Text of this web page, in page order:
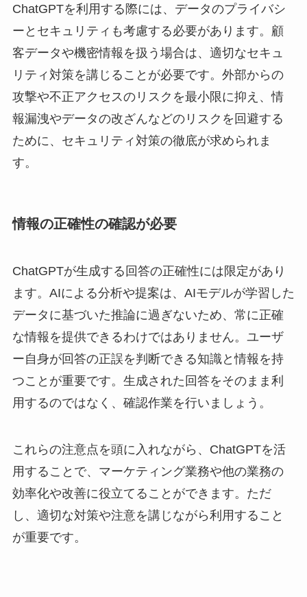
ChatGPTを利用する際には、データのプライバシ
ーとセキュリティも考慮する必要があります。顧
客データや機密情報を扱う場合は、適切なセキュ
リティ対策を講じることが必要です。外部からの
攻撃や不正アクセスのリスクを最小限に抑え、情
報漏洩やデータの改ざんなどのリスクを回避する
ために、セキュリティ対策の徹底が求められま
す。
情報の正確性の確認が必要
ChatGPTが生成する回答の正確性には限定があり
ます。AIによる分析や提案は、AIモデルが学習した
データに基づいた推論に過ぎないため、常に正確
な情報を提供できるわけではありません。ユーザ
ー自身が回答の正誤を判断できる知識と情報を持
つことが重要です。生成された回答をそのまま利
用するのではなく、確認作業を行いましょう。
これらの注意点を頭に入れながら、ChatGPTを活
用することで、マーケティング業務や他の業務の
効率化や改善に役立てることができます。ただ
し、適切な対策や注意を講じながら利用すること
が重要です。